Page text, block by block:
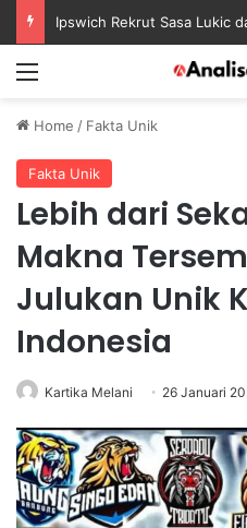
Home / Fakta Unik
Fakta Unik
Lebih dari
Makna
Julukan Unik
Indonesia
Kartika Melani 26 Januari